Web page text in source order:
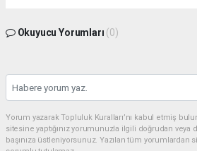
Okuyucu Yorumları (0)
Yorum yazarak Topluluk Kuralları’nı kabul etmiş
sitesine yaptığınız yorumunuzla ilgili doğrudan veya
başınıza üstleniyorsunuz. Yazılan tüm